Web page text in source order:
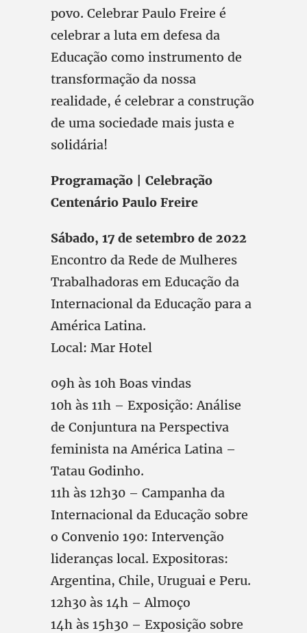
povo. Celebrar Paulo Freire é
celebrar a luta em defesa da
Educação como instrumento de
transformação da nossa
realidade, é celebrar a construção
de uma sociedade mais justa e
solidária!
Programação | Celebração
Centenário Paulo Freire
Sábado, 17 de setembro de 2022
Encontro da Rede de Mulheres
Trabalhadoras em Educação da
Internacional da Educação para a
América Latina.
Local: Mar Hotel
09h às 10h Boas vindas
10h às 11h – Exposição: Análise
de Conjuntura na Perspectiva
feminista na América Latina –
Tatau Godinho.
11h às 12h30 – Campanha da
Internacional da Educação sobre
o Convenio 190: Intervenção
lideranças local. Expositoras:
Argentina, Chile, Uruguai e Peru.
12h30 às 14h – Almoço
14h às 15h30 – Exposição sobre